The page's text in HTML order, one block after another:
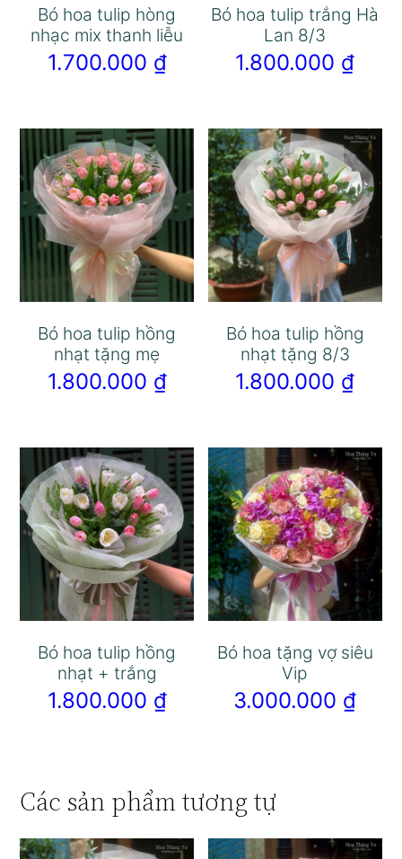
Bó hoa tulip hòng
nhạc mix thanh liễu
1.700.000 ₫
Bó hoa tulip trắng Hà
Lan 8/3
1.800.000 ₫
Bó hoa tulip hồng
nhạt tặng mẹ
1.800.000 ₫
Bó hoa tulip hồng
nhạt tặng 8/3
1.800.000 ₫
Bó hoa tulip hồng
nhạt + trắng
1.800.000 ₫
Bó hoa tặng vợ siêu
Vip
3.000.000 ₫
Các sản phẩm tương tự